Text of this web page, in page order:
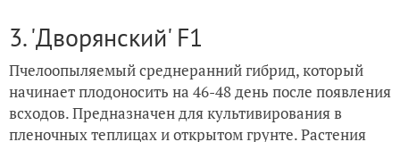
3. 'Дворянский' F1
Пчелоопыляемый среднеранний гибрид, который
начинает плодоносить на 46-48 день после появления
всходов. Предназначен для культивирования в
пленочныхтеплицахи открытом грунте. Растения